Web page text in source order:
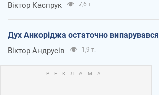
Віктор Каспрук 7,6 т.
Дух Анкоріджа остаточно випарувався
Віктор Андрусів 1,9 т.